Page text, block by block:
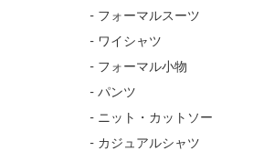
- フォーマルスーツ
- ワイシャツ
- フォーマル小物
- パンツ
- ニット・カットソー
- カジュアルシャツ